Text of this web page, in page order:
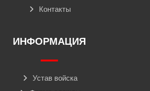
Контакты
ИНФОРМАЦИЯ
Устав войска